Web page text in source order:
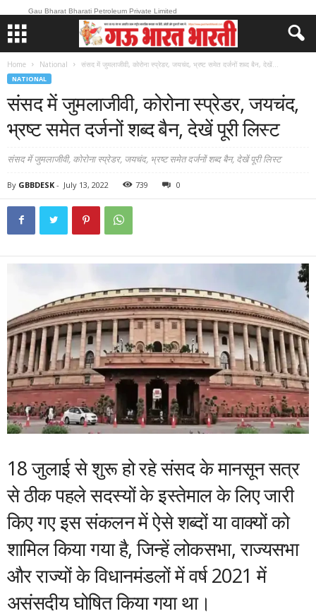
Gau Bharat Bharati Petroleum Private Limited
Home National संसद में जुमलाजीवी, कोरोना स्प्रेडर, जयचंद, भ्रष्ट समेत दर्जनों शब्द बैन, देखें...
NATIONAL
संसद में जुमलाजीवी, कोरोना स्प्रेडर, जयचंद,
भ्रष्ट समेत दर्जनों शब्द बैन, देखें पूरी लिस्ट
संसद में जुमलाजीवी, कोरोना स्प्रेडर, जयचंद, भ्रष्ट समेत दर्जनों शब्द बैन, देखें पूरी लिस्ट
By GBBDESK - July 13, 2022 739 0
18 जुलाई से शुरू हो रहे संसद के मानसून सत्र
से ठीक पहले सदस्यों के इस्तेमाल के लिए जारी
किए गए इस संकलन में ऐसे शब्दों या वाक्यों को
शामिल किया गया है, जिन्हें लोकसभा, राज्यसभा
और राज्यों के विधानमंडलों में वर्ष 2021 में
असंसदीय घोषित किया गया था।